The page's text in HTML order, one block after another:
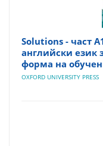
Solutions - част
английски език
форма на
OXFORD UNIVERSITY PRESS